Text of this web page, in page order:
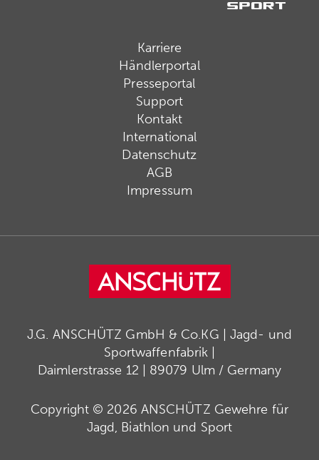
Karriere
Händlerportal
Presseportal
Support
Kontakt
International
Datenschutz
AGB
Impressum
J.G. ANSCHÜTZ GmbH & Co.KG | Jagd- und
Sportwaffenfabrik |
Daimlerstrasse 12 | 89079 Ulm / Germany
Copyright © 2026 ANSCHÜTZ Gewehre für
Jagd, Biathlon und Sport